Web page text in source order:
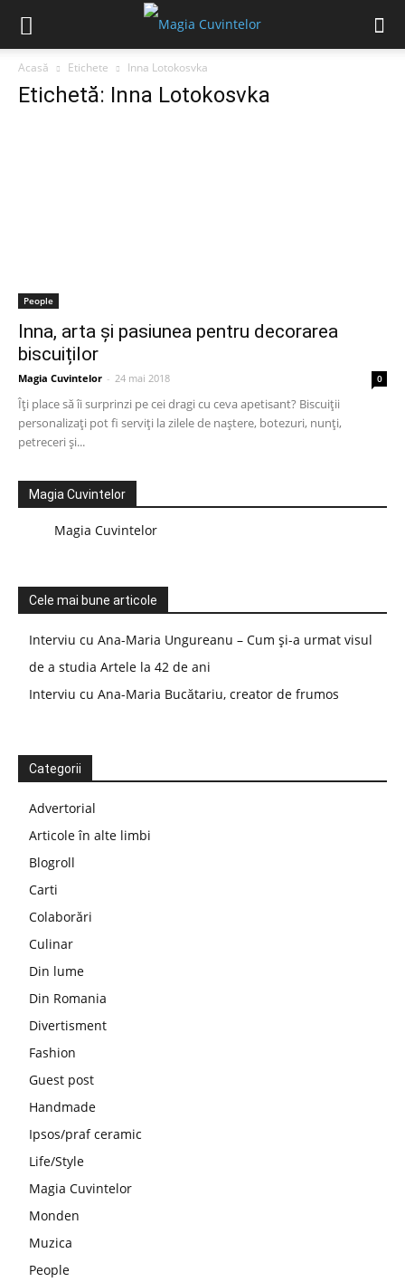
Acasă Etichete Inna Lotokosvka
Etichetă: Inna Lotokosvka
People
Inna, arta și pasiunea pentru decorarea
biscuiților
Magia Cuvintelor - 24 mai 2018 0
Îți place să îi surprinzi pe cei dragi cu ceva apetisant? Biscuiții
personalizați pot fi serviți la zilele de naștere, botezuri, nunți,
petreceri și...
Magia Cuvintelor
Magia Cuvintelor
Cele mai bune articole
Interviu cu Ana-Maria Ungureanu – Cum și-a urmat visul
de a studia Artele la 42 de ani
Interviu cu Ana-Maria Bucătariu, creator de frumos
Categorii
Advertorial
Articole în alte limbi
Blogroll
Carti
Colaborări
Culinar
Din lume
Din Romania
Divertisment
Fashion
Guest post
Handmade
Ipsos/praf ceramic
Life/Style
Magia Cuvintelor
Monden
Muzica
People